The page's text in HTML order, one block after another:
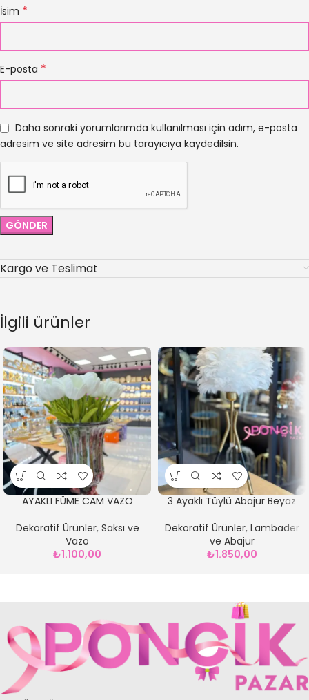
İsim *
E-posta *
Daha sonraki yorumlarımda kullanılması için adım, e-posta
adresim ve site adresim bu tarayıcıya kaydedilsin.
Kargo ve Teslimat
İlgili ürünler
AYAKLI FÜME CAM VAZO
Dekoratif Ürünler, Saksı ve
Vazo
₺1.100,00
3 Ayaklı Tüylü Abajur Beyaz
Dekoratif Ürünler, Lambader
ve Abajur
₺1.850,00